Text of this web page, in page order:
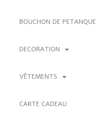
BOUCHON DE PETANQUE
DECORATION
VÊTEMENTS
CARTE CADEAU